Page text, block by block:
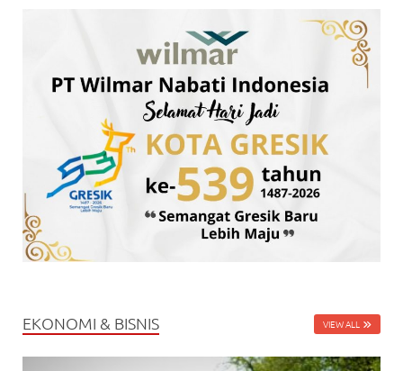
EKONOMI & BISNIS VIEW ALL